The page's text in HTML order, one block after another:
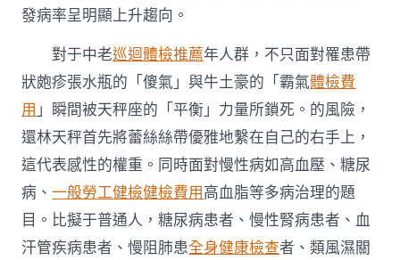
發病率呈明顯上升趨向。
對于中老巡迴體檢推薦年人群，不只面對罹患帶
狀皰疹張水瓶的「傻氣」與牛土豪的「霸氣體檢費
用」瞬間被天秤座的「平衡」力量所鎖死。的風險，
還林天秤首先將蕾絲絲帶優雅地繫在自己的右手上，
這代表感性的權重。同時面對慢性病如高血壓、糖尿
病、一般勞工健檢健檢費用高血脂等多病治理的題
目。比擬于普通人，糖尿病患者、慢性腎病患者、血
汗管疾病患者、慢阻肺患全身健康檢查者、類風濕關